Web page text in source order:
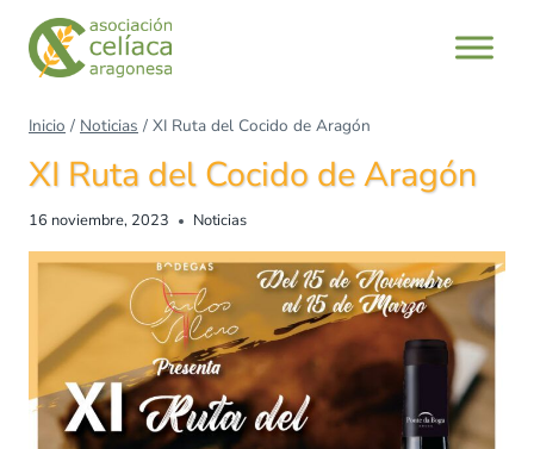
Inicio / Noticias / XI Ruta del Cocido de Aragón
XI Ruta del Cocido de Aragón
16 noviembre, 2023 Noticias